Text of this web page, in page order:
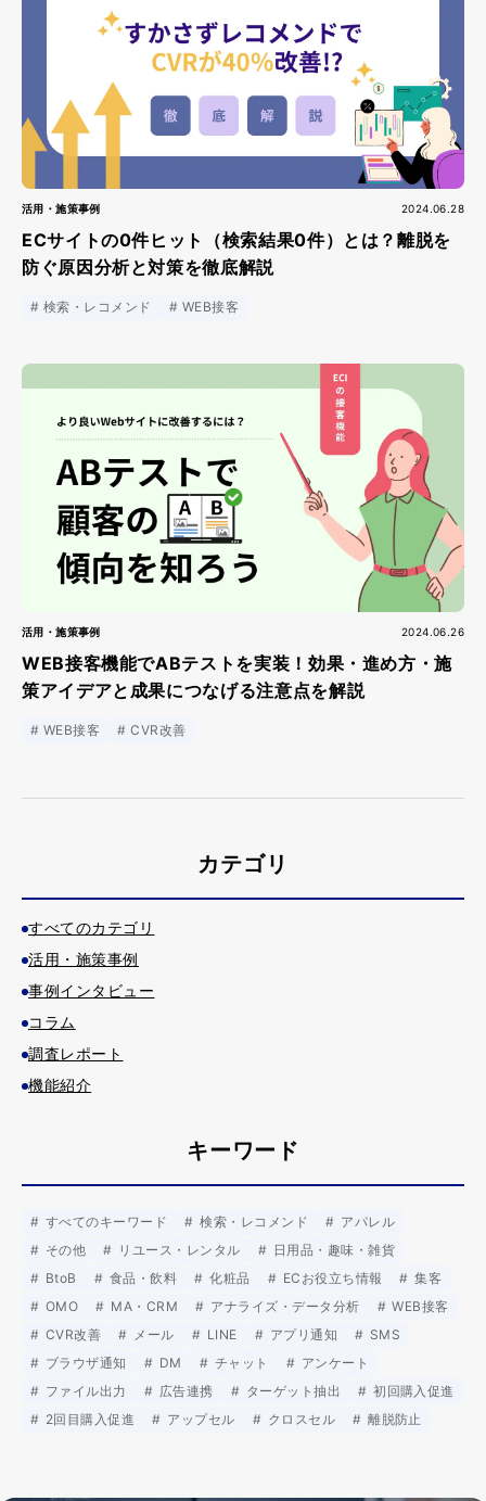
活用・施策事例 2024.06.28
ECサイトの0件ヒット（検索結果0件）とは？離脱を
防ぐ原因分析と対策を徹底解説
検索・レコメンド WEB接客
活用・施策事例 2024.06.26
WEB接客機能でABテストを実装！効果・進め方・施
策アイデアと成果につなげる注意点を解説
WEB接客 CVR改善
カテゴリ
すべてのカテゴリ
活用・施策事例
事例インタビュー
コラム
調査レポート
機能紹介
キーワード
すべてのキーワード 検索・レコメンド
アパレル
その他
リユース・レンタル
日用品・趣味・雑貨
BtoB
食品・飲料 化粧品 ECお役立ち情報
集客
OMO
MA・CRM アナライズ・データ分析
WEB接客
CVR改善
メール LINE アプリ通知
SMS
ブラウザ通知
DM チャット
アンケート
ファイル出力
広告連携 ターゲット抽出
初回購入促進
2回目購入促進
アップセル クロスセル 離脱防止